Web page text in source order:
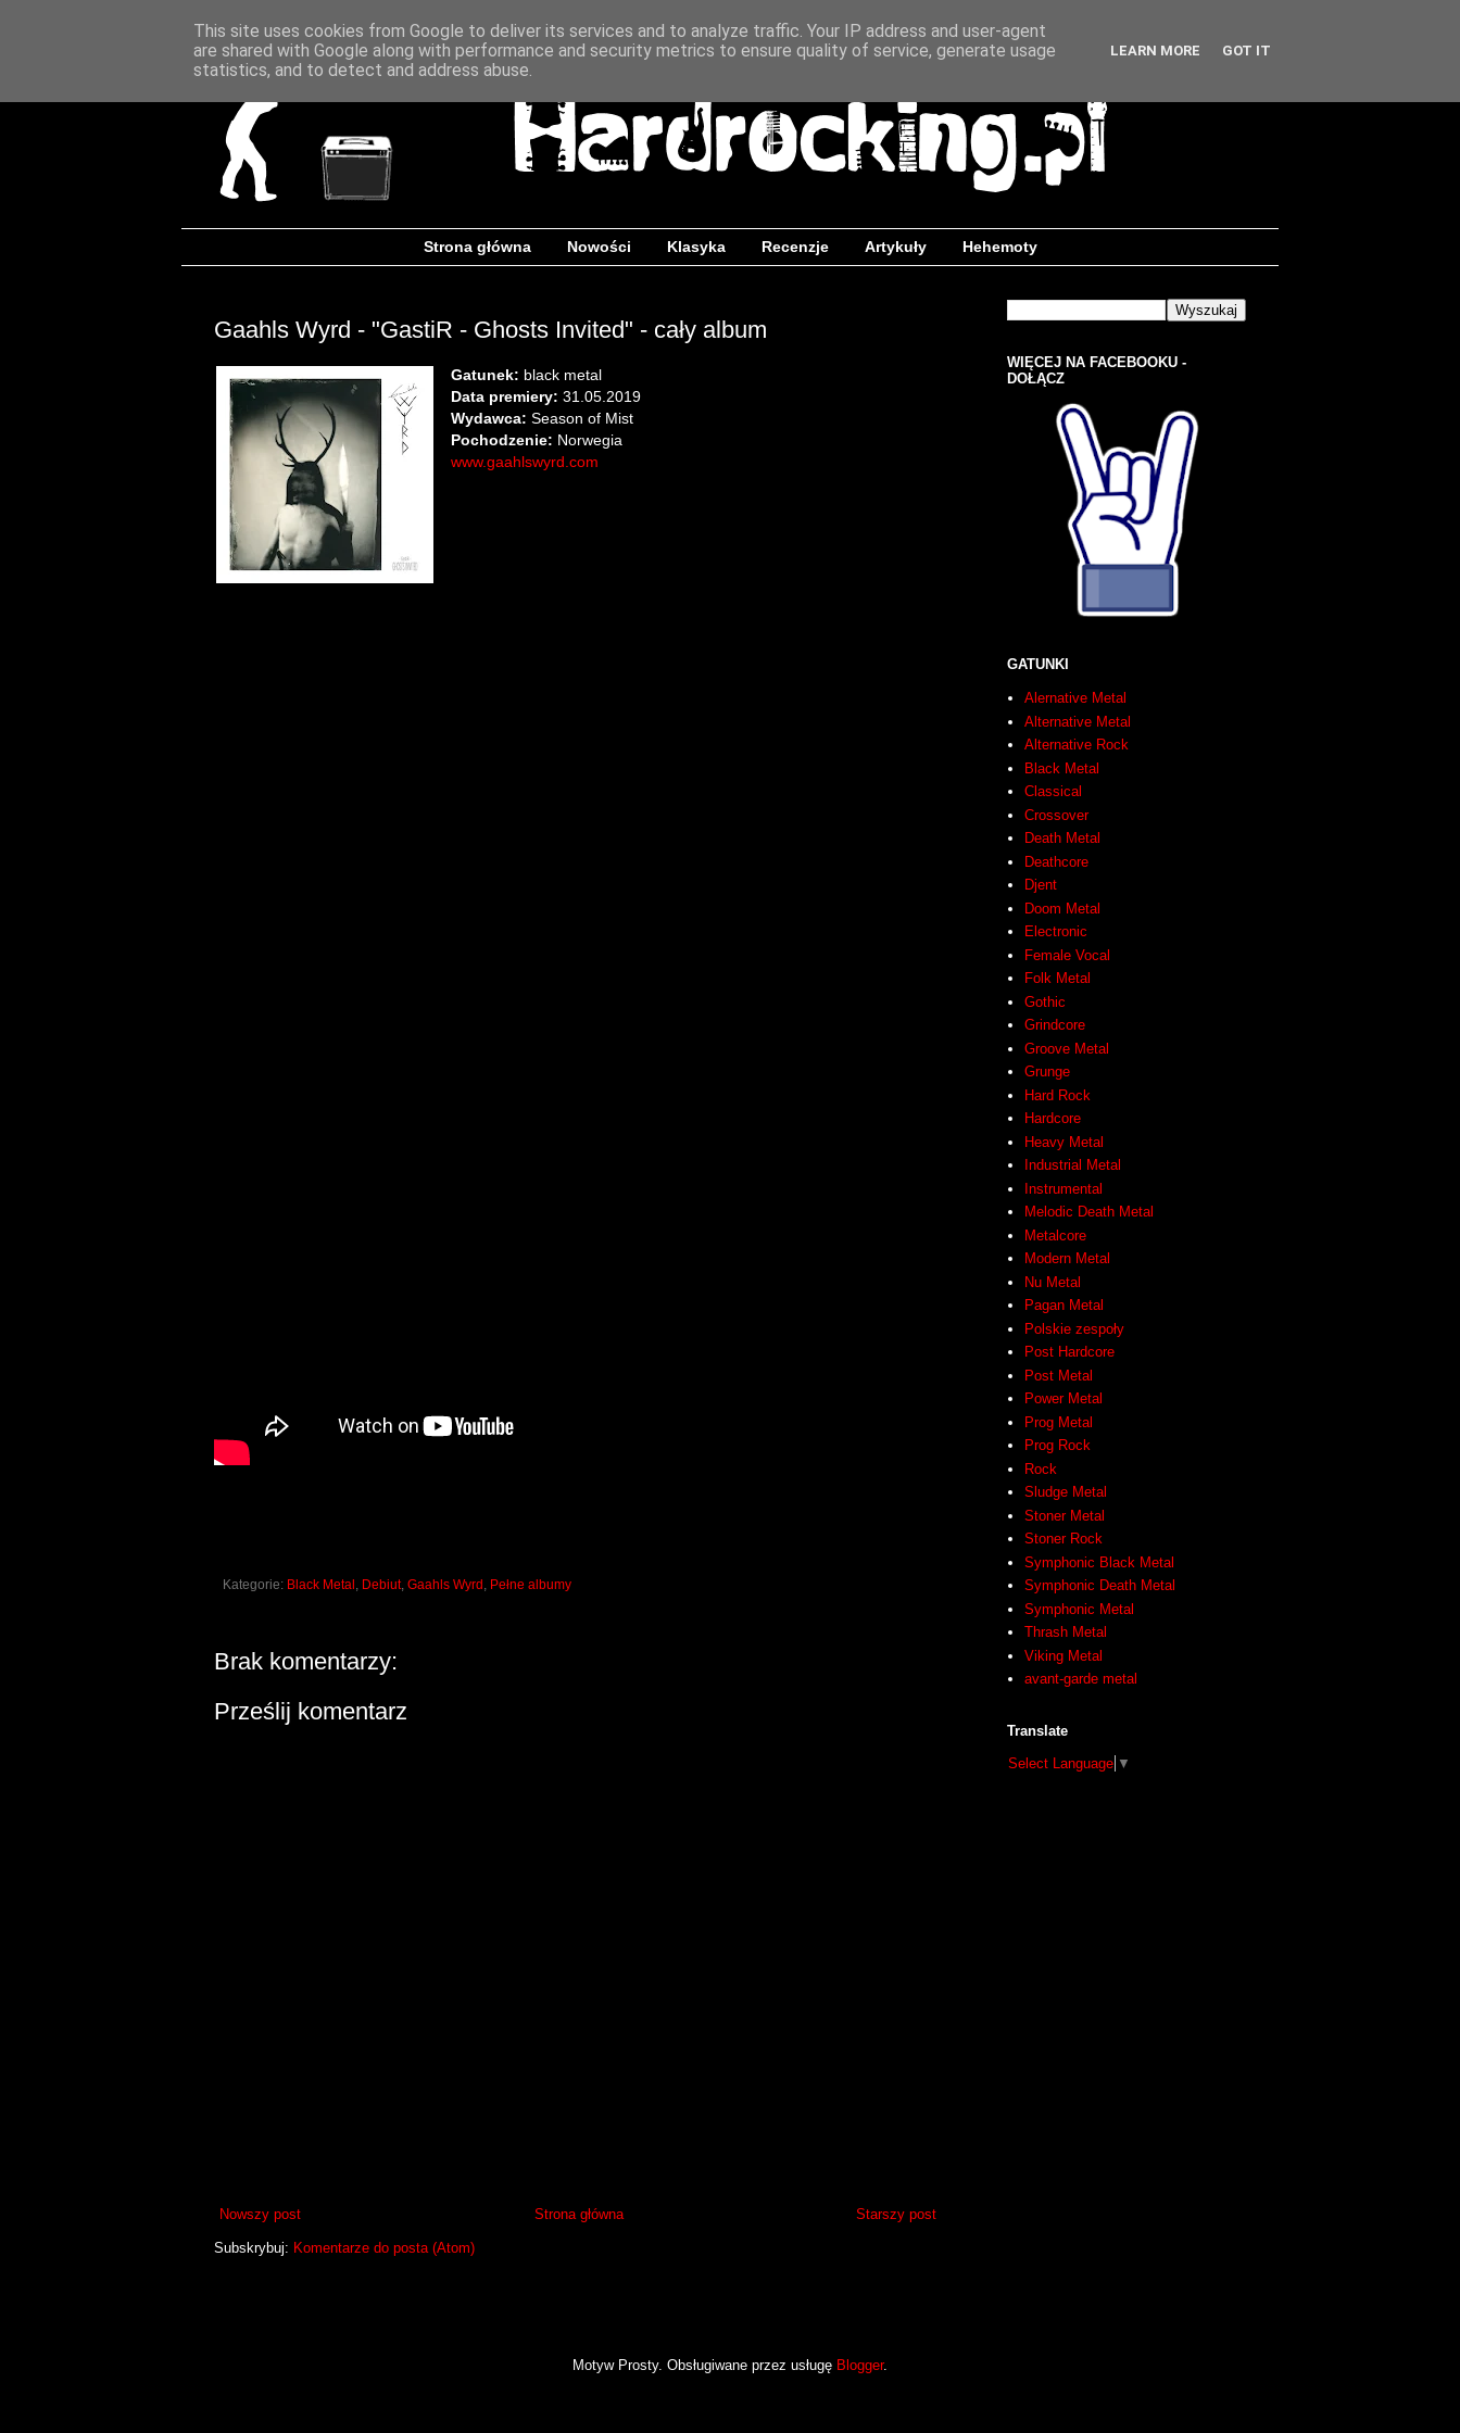
Strona główna Nowości Klasyka Recenzje Artykuły Hehemoty
Gaahls Wyrd - "GastiR - Ghosts Invited" - cały album
Gatunek: black metal
Data premiery: 31.05.2019
Wydawca: Season of Mist
Pochodzenie: Norwegia
www.gaahlswyrd.com
Kategorie: Black Metal Debiut, Gaahls Wyrd Pełne albumy
Brak komentarzy:
Prześlij komentarz
Nowszy post Starszy post
Strona główna
Subskrybuj: Komentarze do posta (Atom)
WIĘCEJ NA FACEBOOKU -
DOŁĄCZ
GATUNKI
Alernative Metal
Alternative Metal
Alternative Rock
Black Metal
Classical
Crossover
Death Metal
Deathcore
Djent
Doom Metal
Electronic
Female Vocal
Folk Metal
Gothic
Grindcore
Groove Metal
Grunge
Hard Rock
Hardcore
Heavy Metal
Industrial Metal
Instrumental
Melodic Death Metal
Metalcore
Modern Metal
Nu Metal
Pagan Metal
Polskie zespoły
Post Hardcore
Post Metal
Power Metal
Prog Metal
Prog Rock
Rock
Sludge Metal
Stoner Metal
Stoner Rock
Symphonic Black Metal
Symphonic Death Metal
Symphonic Metal
Thrash Metal
Viking Metal
avant-garde metal
Translate
Select Language ▼
Motyw Prosty. Obsługiwane przez usługę Blogger.
This site uses cookies from Google to deliver its services and to analyze traffic. Your IP address and user-agent
are shared with Google along with performance and security metrics to ensure quality of service, generate usage
statistics, and to detect and address abuse.
LEARN MORE GOT IT